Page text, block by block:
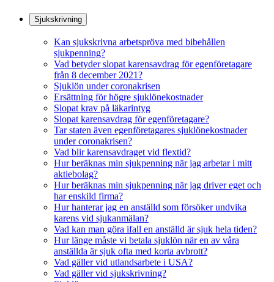
Sjukskrivning
Kan sjukskrivna arbetspröva med bibehållen
sjukpenning?
Vad betyder slopat karensavdrag för egenföretagare
från 8 december 2021?
Sjuklön under coronakrisen
Ersättning för högre sjuklönekostnader
Slopat krav på läkarintyg
Slopat karensavdrag för egenföretagare?
Tar staten även egenföretagares sjuklönekostnader
under coronakrisen?
Vad blir karensavdraget vid flextid?
Hur beräknas min sjukpenning när jag arbetar i mitt
aktiebolag?
Hur beräknas min sjukpenning när jag driver eget och
har enskild firma?
Hur hanterar jag en anställd som försöker undvika
karens vid sjukanmälan?
Vad kan man göra ifall en anställd är sjuk hela tiden?
Hur länge måste vi betala sjuklön när en av våra
anställda är sjuk ofta med korta avbrott?
Vad gäller vid utlandsarbete i USA?
Vad gäller vid sjukskrivning?